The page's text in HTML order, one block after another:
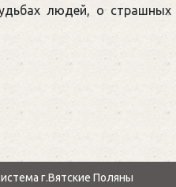
людей, о страшных
г.Вятские Поляны